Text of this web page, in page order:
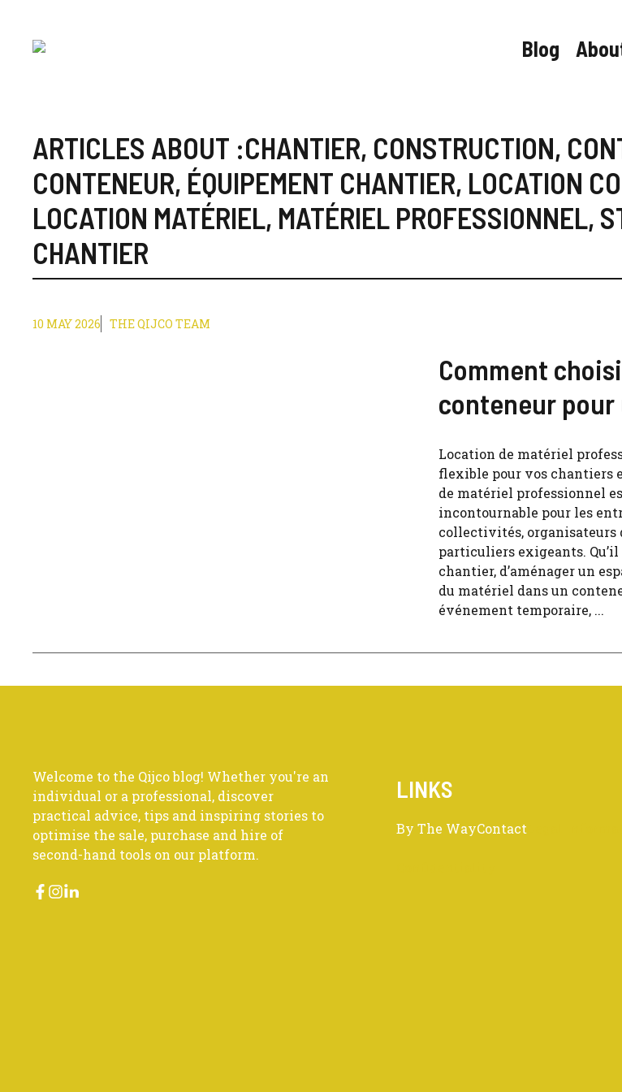
content
Blog
ARTICLES ABOUT :CHANTIER, CONSTRUCTION,
CONTENEUR, ÉQUIPEMENT CHANTIER, LOCATION
LOCATION MATÉRIEL, MATÉRIEL PROFESSIONNEL,
CHANTIER
10 MAY 2026 THE QIJCO TEAM
Comment
conteneur
Location de matériel
flexible pour vos chantiers
de matériel professionnel
incontournable pour les
collectivités, organisateurs
particuliers exigeants. Qu’il
chantier, d’aménager un
du matériel dans un
événement temporaire, ...
Welcome to the Qijco blog! Whether you're an
individual or a professional, discover
practical advice, tips and inspiring stories to
optimise the sale, purchase and hire of
second-hand tools on our platform.
LINKS
By The WayContact